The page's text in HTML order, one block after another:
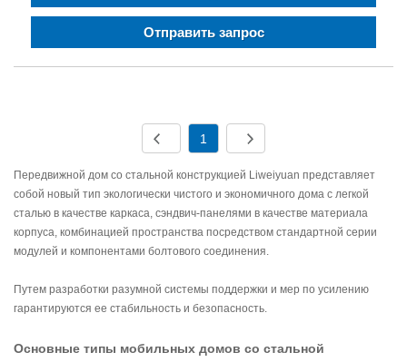
Отправить запрос
1
Передвижной дом со стальной конструкцией Liweiyuan представляет
собой новый тип экологически чистого и экономичного дома с легкой
сталью в качестве каркаса, сэндвич-панелями в качестве материала
корпуса, комбинацией пространства посредством стандартной серии
модулей и компонентами болтового соединения.
Путем разработки разумной системы поддержки и мер по усилению
гарантируются ее стабильность и безопасность.
Основные типы мобильных домов со стальной